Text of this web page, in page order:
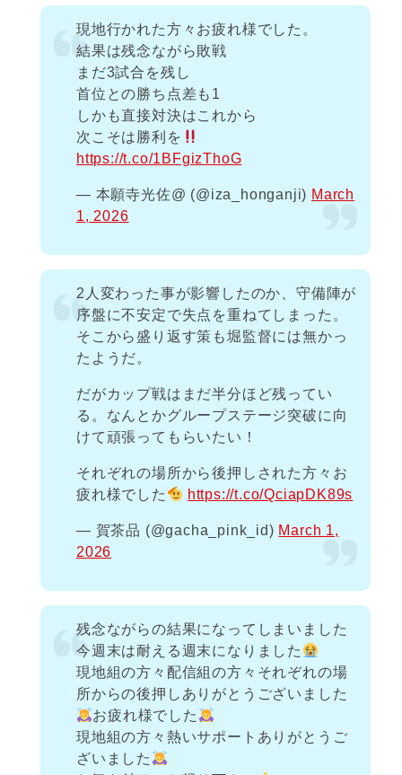
現地行かれた方々お疲れ様でした。
結果は残念ながら敗戦
まだ3試合を残し
首位との勝ち点差も1
しかも直接対決はこれから
次こそは勝利を
https://t.co/1BFgizThoG
— 本願寺光佐@ (@iza_honganji) March
1, 2026
2人変わった事が影響したのか、守備陣が
序盤に不安定で失点を重ねてしまった。
そこから盛り返す策も堀監督には無かっ
たようだ。
だがカップ戦はまだ半分ほど残ってい
る。なんとかグループステージ突破に向
けて頑張ってもらいたい！
それぞれの場所から後押しされた方々お
疲れ様でした
https://t.co/QciapDK89s
— 賀茶品 (@gacha_pink_id) March 1,
2026
残念ながらの結果になってしまいました
今週末は耐える週末になりました
現地組の方々配信組の方々それぞれの場
所からの後押しありがとうございました
お疲れ様でした
現地組の方々熱いサポートありがとうご
ざいました